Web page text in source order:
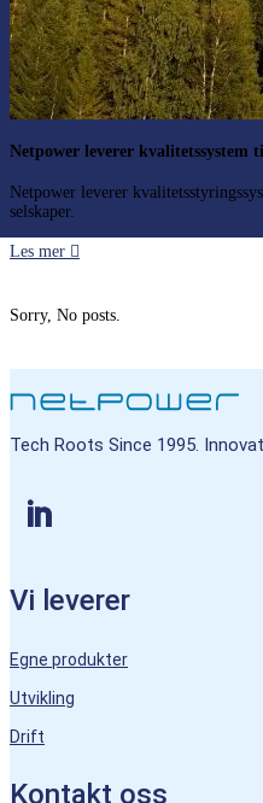
Netpower leverer kvalitetssystem
Netpower leverer
selskaper.
Les mer
Sorry, No posts.
Tech Roots Since 1995.
Vi leverer
Egne produkter
Utvikling
Drift
Kontakt oss